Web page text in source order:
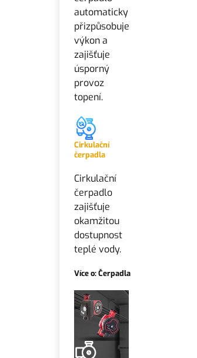
automaticky
přizpůsobuje
výkon a
zajišťuje
úsporný
provoz
topení.
Cirkulační
čerpadla
Cirkulační
čerpadlo
zajišťuje
okamžitou
dostupnost
teplé vody.
Více o: Čerpadla